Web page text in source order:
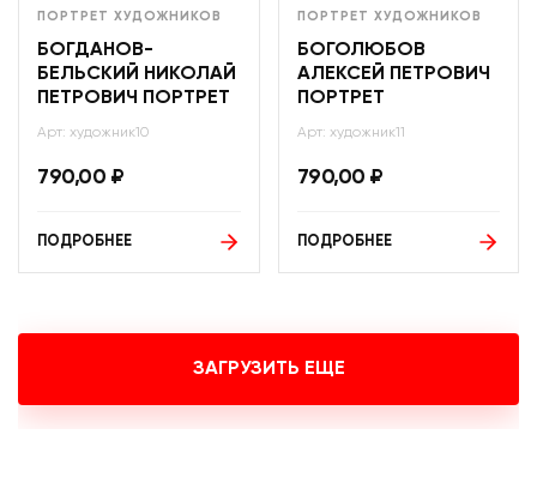
ПОРТРЕТ ХУДОЖНИКОВ
БОГДАНОВ-
БЕЛЬСКИЙ НИКОЛАЙ
ПЕТРОВИЧ ПОРТРЕТ
Арт: художник10
790,00 ₽
ПОДРОБНЕЕ
ПОРТРЕТ ХУДОЖНИКОВ
БОГОЛЮБОВ
АЛЕКСЕЙ ПЕТРОВИЧ
ПОРТРЕТ
Арт: художник11
790,00 ₽
ПОДРОБНЕЕ
ЗАГРУЗИТЬ ЕЩЕ